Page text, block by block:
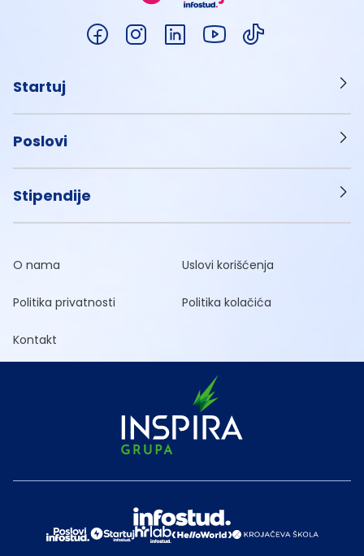
Startuj
Poslovi
Stipendije
O nama Uslovi korišćenja
Politika privatnosti Politika kolačića
Kontakt